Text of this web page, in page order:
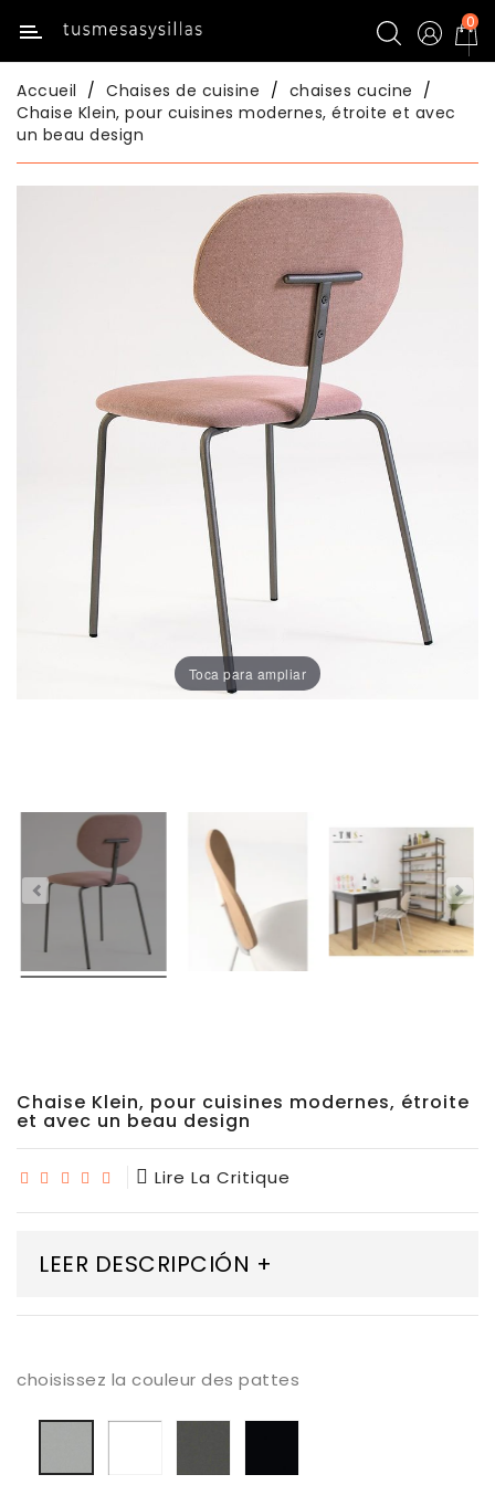
Catégorie
Inicio
Tables
De
Manger
Chaises
Manger
Tabourets
Hauts
Extérieur/jardin
0
Accueil Chaises de cuisine
chaises cucine
Chaise Klein, pour cuisines modernes, étroite et avec
un beau design
Toca para ampliar
Chaise Klein, pour cuisines modernes, étroite
et avec un beau design
Lire La Critique
LEER DESCRIPCIÓN +
choisissez la couleur des pattes